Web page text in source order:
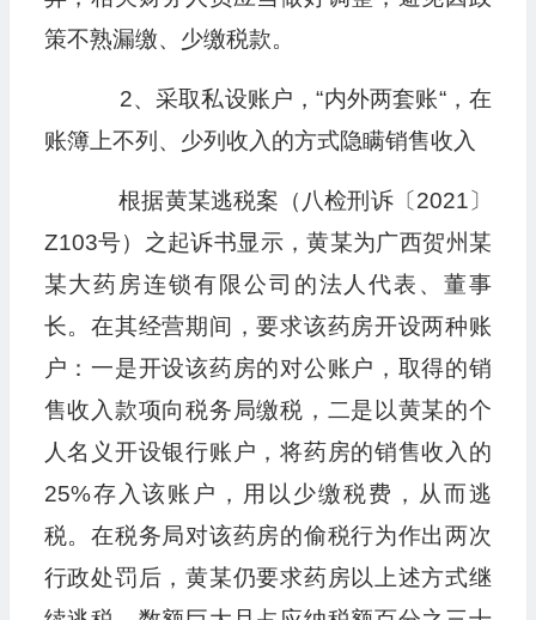
策不熟漏缴、少缴税款。
2、采取私设账户，“内外两套账“，在
账簿上不列、少列收入的方式隐瞒销售收入
根据黄某逃税案（八检刑诉〔2021〕
Z103号）之起诉书显示，黄某为广西贺州某
某大药房连锁有限公司的法人代表、董事
长。在其经营期间，要求该药房开设两种账
户：一是开设该药房的对公账户，取得的销
售收入款项向税务局缴税，二是以黄某的个
人名义开设银行账户，将药房的销售收入的
25%存入该账户，用以少缴税费，从而逃
税。在税务局对该药房的偷税行为作出两次
行政处罚后，黄某仍要求药房以上述方式继